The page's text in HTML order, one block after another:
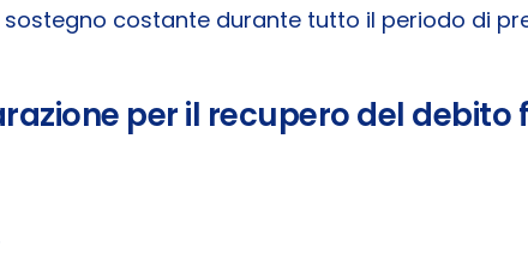
costante durante tutto il periodo di
per il recupero del